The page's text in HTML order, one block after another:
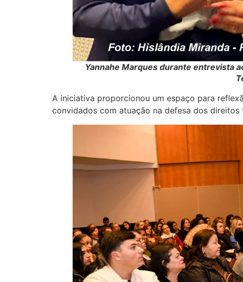
Yannahe Marques durante entrevista
A iniciativa proporcionou um espaço para
convidados com atuação na defesa dos